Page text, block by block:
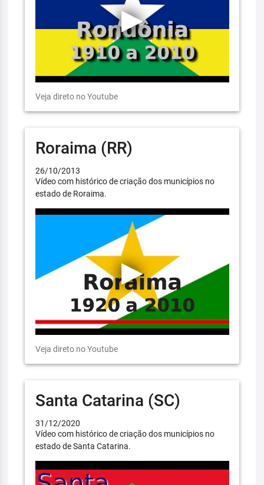
Veja direto no Youtube
Roraima (RR)
26/10/2013
Vídeo com histórico de criação dos municípios no
estado de Roraima.
Veja direto no Youtube
Santa Catarina (SC)
31/12/2020
Vídeo com histórico de criação dos municípios no
estado de Santa Catarina.